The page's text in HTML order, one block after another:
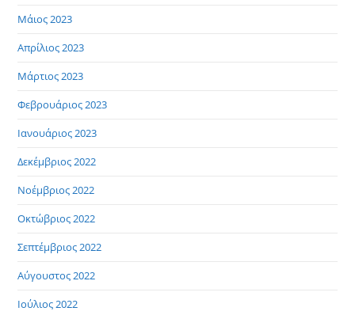
Μάιος 2023
Απρίλιος 2023
Μάρτιος 2023
Φεβρουάριος 2023
Ιανουάριος 2023
Δεκέμβριος 2022
Νοέμβριος 2022
Οκτώβριος 2022
Σεπτέμβριος 2022
Αύγουστος 2022
Ιούλιος 2022